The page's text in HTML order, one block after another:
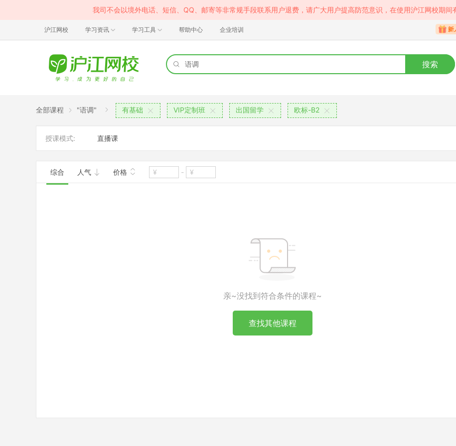
我司不会以境外电话、短信、QQ、邮寄等非常规手段联系用户退费，请广大用户提高防范意识，在使用沪江网校期间
沪江网校 学习资讯 学习工具 帮助中心 企业培训
搜索
全部课程 "语调" 有基础 VIP定制班 出国留学 欧标-B2
授课模式: 直播课
综合 人气 价格 -
亲~没找到符合条件的课程~
查找其他课程